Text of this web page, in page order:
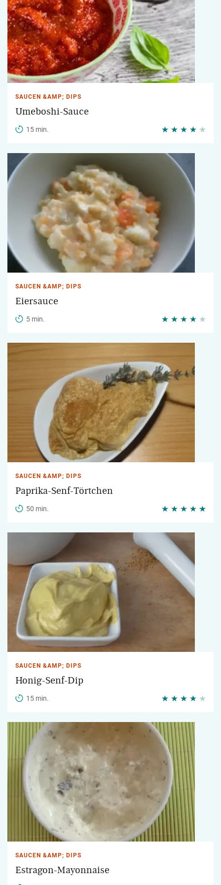
SAUCEN &AMP; DIPS
Umeboshi-Sauce
15 min.
SAUCEN &AMP; DIPS
Eiersauce
5 min.
SAUCEN &AMP; DIPS
Paprika-Senf-Törtchen
50 min.
SAUCEN &AMP; DIPS
Honig-Senf-Dip
15 min.
SAUCEN &AMP; DIPS
Estragon-Mayonnaise